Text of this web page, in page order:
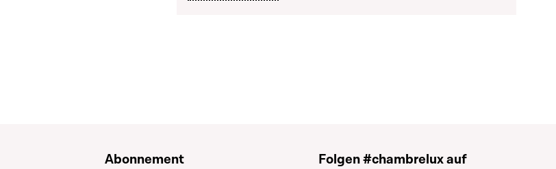
Abonnement Folgen #chambrelux auf